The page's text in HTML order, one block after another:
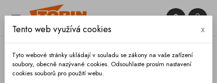
 

Tento web využívá cookies x
Tyto webové stránky ukládají v souladu se zákony na vaše zařízení
soubory, obecně nazývané cookies. Odsouhlaste prosím nastavení
cookies souborů pro použití webu.